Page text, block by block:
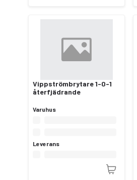
Vippströmbrytare 1-0-1
återfjädrande
Varuhus
Leverans